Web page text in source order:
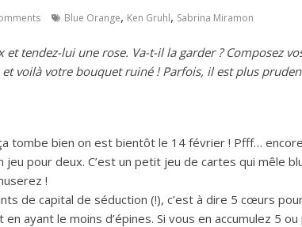
Blue Orange, Ken Gruhl, Sabrina Miramon
tendez-lui une rose. Va-t-il la garder ? Composez
voilà votre bouquet ruiné ! Parfois, il est plus
tombe bien on est bientôt le 14 février ! Pfff…
jeu pour deux. C’est un petit jeu de cartes qui mêle
!
de capital de séduction (!), c’est à dire 5 cœurs
ayant le moins d’épines. Si vous en accumulez 5